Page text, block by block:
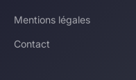
Mentions légales
Contact